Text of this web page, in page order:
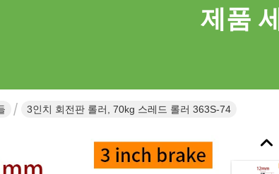
제품
3인치 회전판 롤러, 70kg 스레드 롤러 363S-74